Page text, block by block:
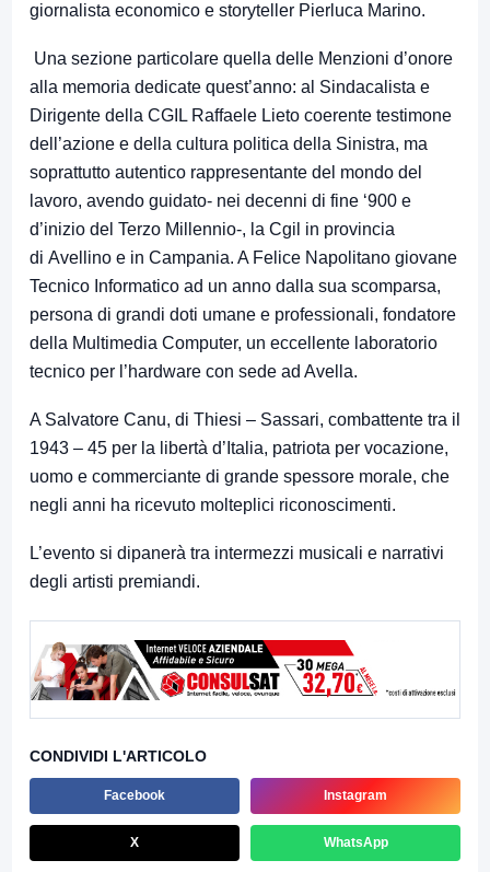
giornalista economico e storyteller Pierluca Marino.
Una sezione particolare quella delle Menzioni d’onore
alla memoria dedicate quest’anno: al Sindacalista e
Dirigente della CGIL Raffaele Lieto coerente testimone
dell’azione e della cultura politica della Sinistra, ma
soprattutto autentico rappresentante del mondo del
lavoro, avendo guidato- nei decenni di fine ‘900 e
d’inizio del Terzo Millennio-, la Cgil in provincia
di Avellino e in Campania. A Felice Napolitano giovane
Tecnico Informatico ad un anno dalla sua scomparsa,
persona di grandi doti umane e professionali, fondatore
della Multimedia Computer, un eccellente laboratorio
tecnico per l’hardware con sede ad Avella.
A Salvatore Canu, di Thiesi – Sassari, combattente tra il
1943 – 45 per la libertà d’Italia, patriota per vocazione,
uomo e commerciante di grande spessore morale, che
negli anni ha ricevuto molteplici riconoscimenti.
L’evento si dipanerà tra intermezzi musicali e narrativi
degli artisti premiandi.
CONDIVIDI L'ARTICOLO
Facebook Instagram
X WhatsApp